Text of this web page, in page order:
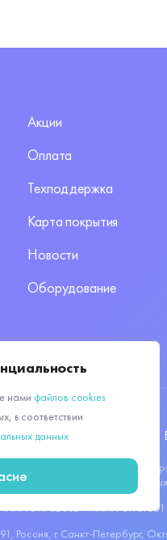
нами файлов cookies
в соответствии
данных
Акции
Оплата
Техподдержка
Карта покрытия
Новости
Оборудование
Разработка сайта —
сайт, вы даёте согласие на
обработки персональных
7811782062КПП: 781101001
Россия, г. Санкт-Петербург,